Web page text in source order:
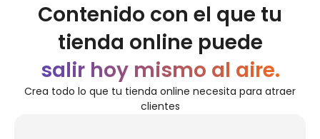
Contenido con el que tu
tienda online puede
salir hoy mismo al aire.
Crea todo lo que tu tienda online necesita para atraer
clientes